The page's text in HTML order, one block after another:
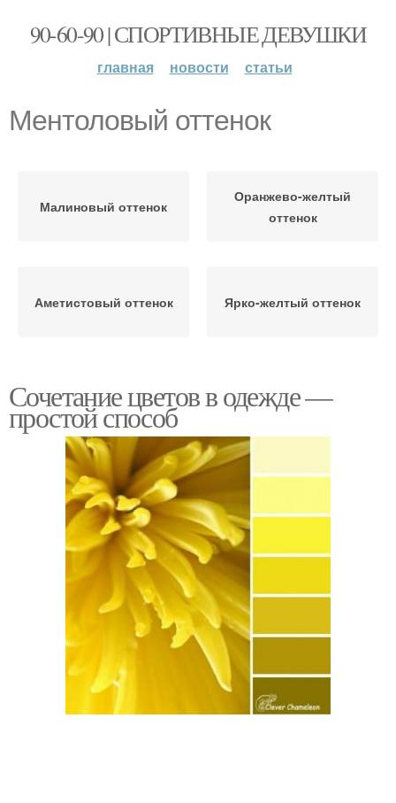
90-60-90 | СПОРТИВНЫЕ ДЕВУШКИ
главная новости статьи
Ментоловый оттенок
Малиновый оттенок
Оранжево-желтый
оттенок
Аметистовый оттенок Ярко-желтый оттенок
Сочетание цветов в одежде —
простой способ